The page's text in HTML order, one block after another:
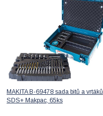
MAKITA B-69478 sada bitů a vrtáků
SDS+ Makpac, 65ks